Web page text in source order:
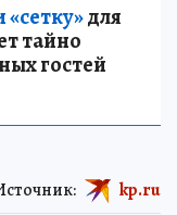
для
тайно
гостей
kp.ru